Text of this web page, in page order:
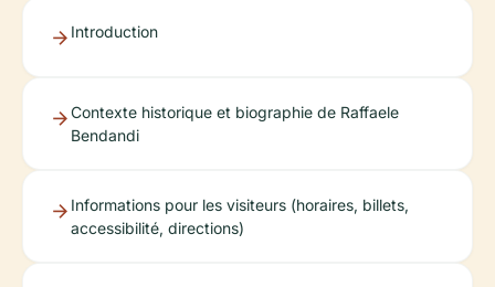
Introduction
Contexte historique et biographie de Raffaele
Bendandi
Informations pour les visiteurs (horaires, billets,
accessibilité, directions)